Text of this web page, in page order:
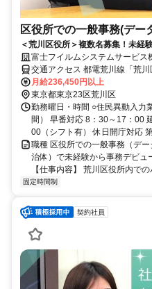
区役所での一般事務(デー
＜荒川区役所＞複数名募集！未経
◎社会貢献に携わるチャンス！
富士フイルムシステムサービス
交通アクセス 都電荒川線「荒
線「町屋駅」徒歩12分 JR常磐線「三
可です
月給236,450円以上
東京都東京23区荒川区
勤務曜日・時間 ○住民異動入力
間） 早番対応 8：30～17：00
00（シフト有） 休日開庁対応
職種 区役所での一般事務（デ
治体）で未経験から事務デビ
【仕事内容】 荒川区役所内で
固定時間制
契約社員